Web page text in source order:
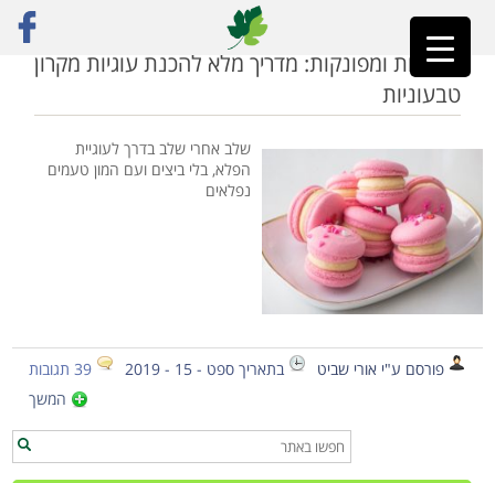
ראשי»מקרון טבעוני
מפנקות ומפונקות: מדריך מלא להכנת עוגיות מקרון
טבעוניות
שלב אחרי שלב בדרך לעוגיית
הפלא, בלי ביצים ועם המון טעמים
נפלאים
פורסם ע"י אורי שביט בתאריך ספט - 15 - 2019
39 תגובות
המשך